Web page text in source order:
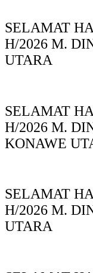
SELAMAT
H/2026 M.
UTARA
SELAMAT
H/2026 M.
KONAWE
SELAMAT
H/2026 M.
UTARA